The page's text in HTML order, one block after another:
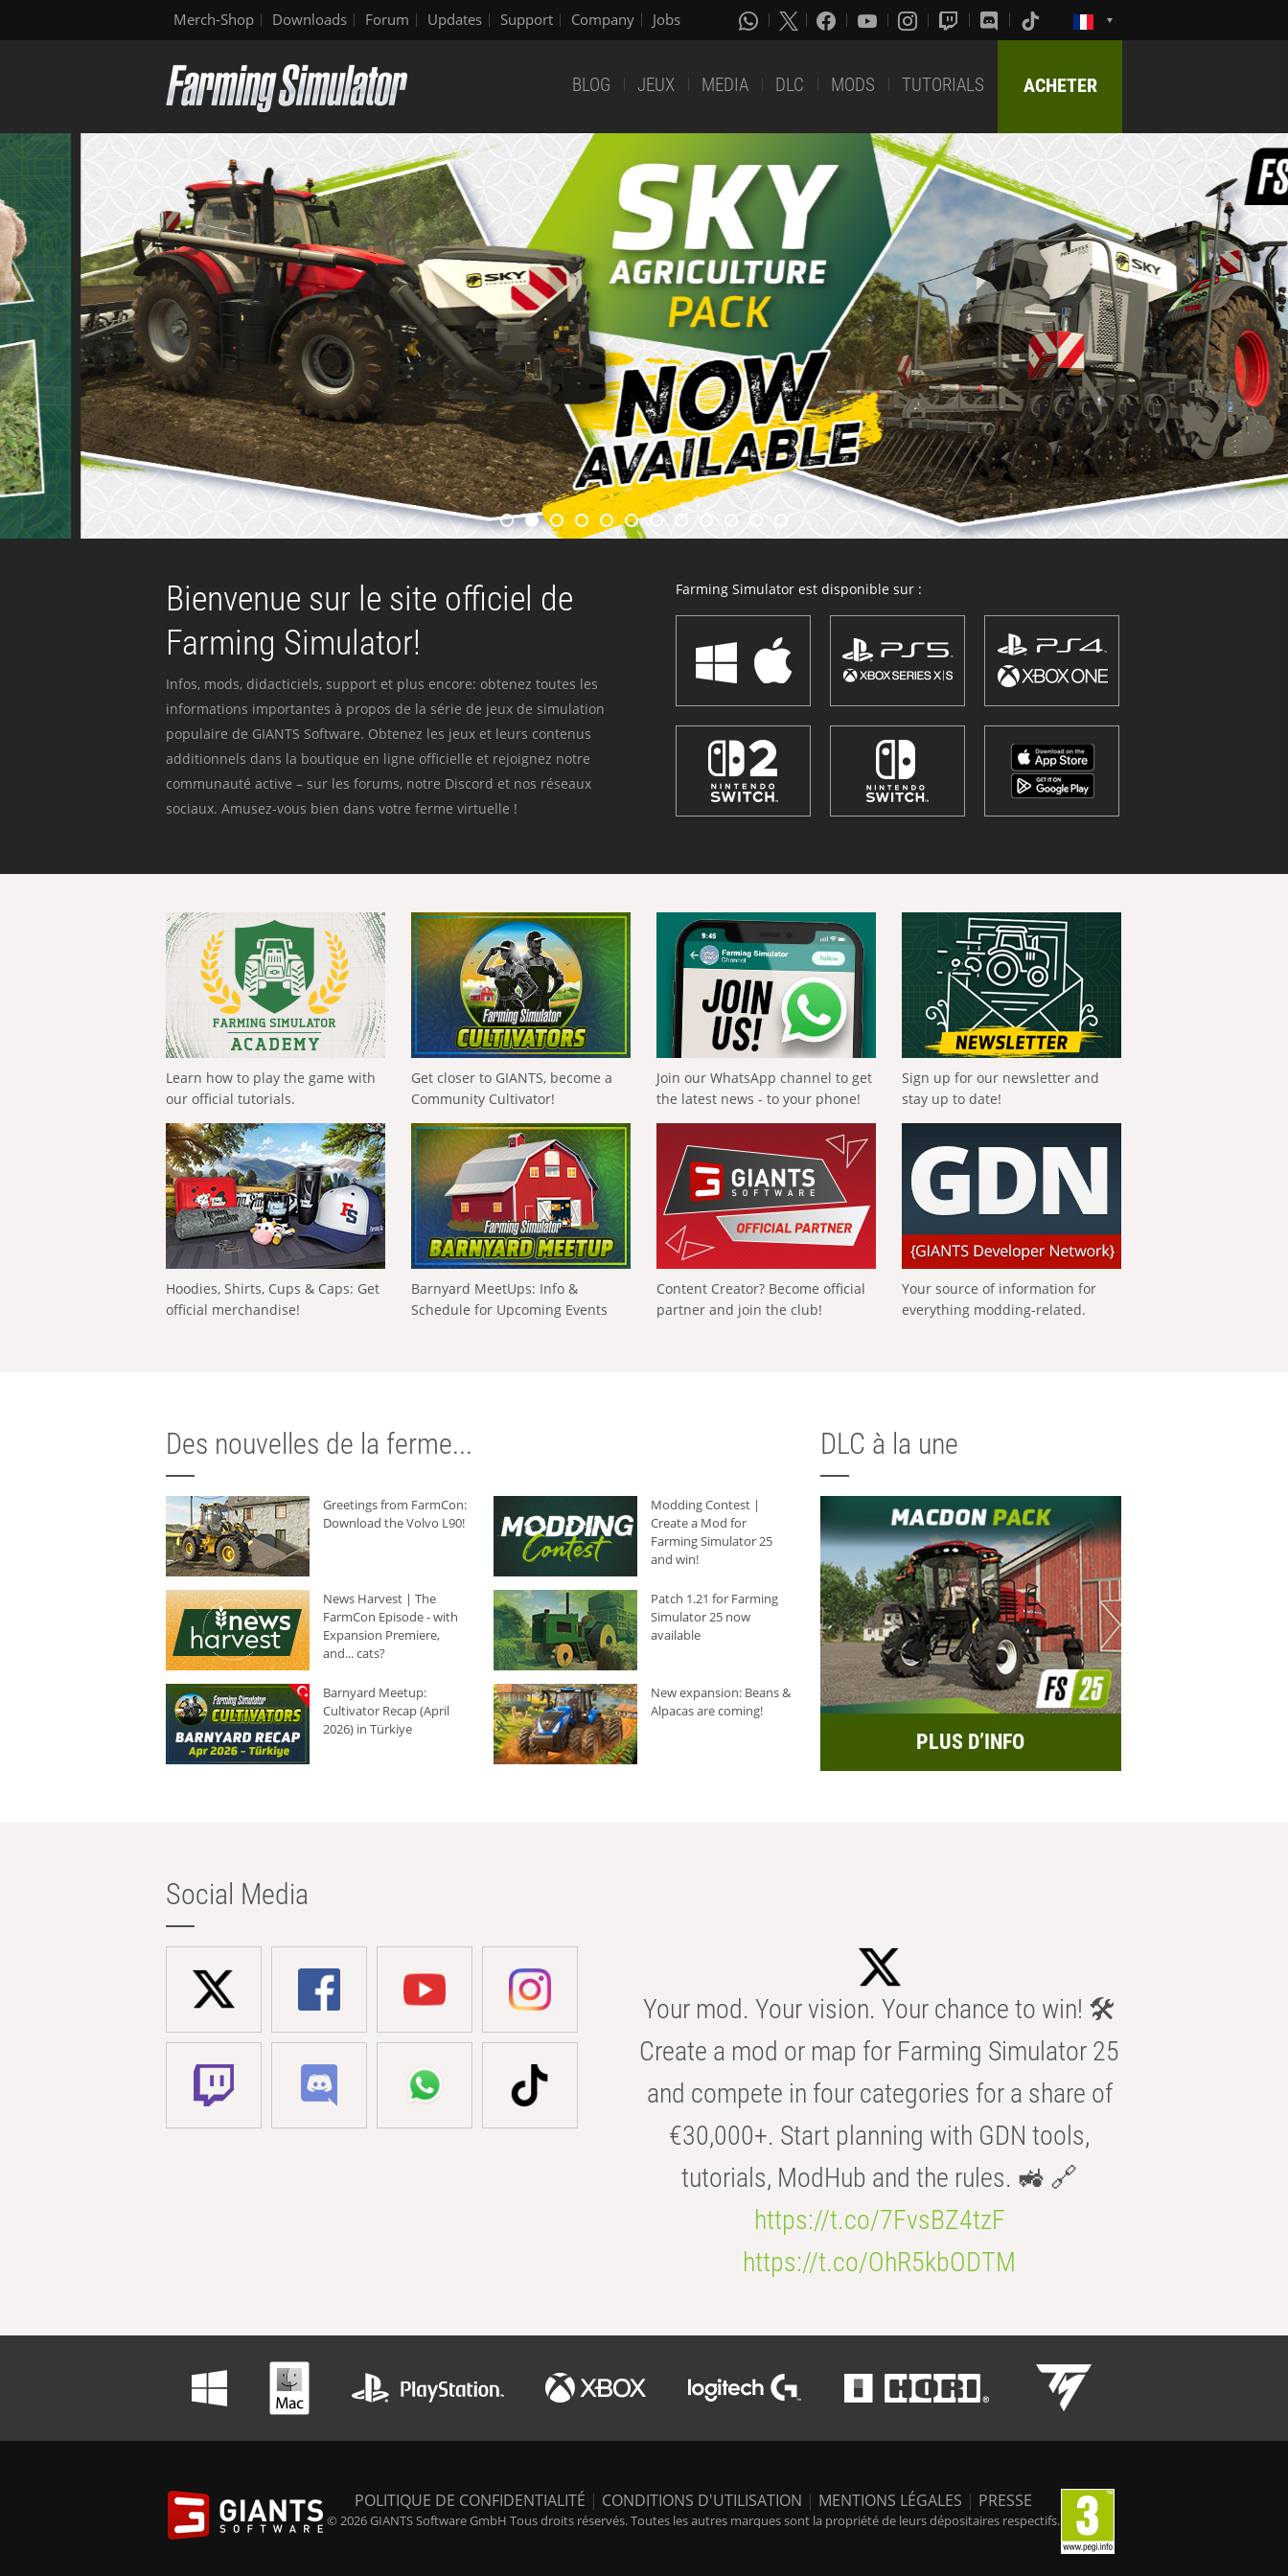
Merch-Shop Downloads Forum Updates Support Company Jobs
BLOG JEUX MEDIA DLC MODS TUTORIALS ACHETER
Bienvenue sur le site officiel de
Farming Simulator!
Infos, mods, didacticiels, support et plus encore: obtenez toutes les
informations importantes à propos de la série de jeux de simulation
populaire de GIANTS Software. Obtenez les jeux et leurs contenus
additionnels dans la boutique en ligne officielle et rejoignez notre
communauté active – sur les forums, notre Discord et nos réseaux
sociaux. Amusez-vous bien dans votre ferme virtuelle !
Farming Simulator est disponible sur :
Learn how to play the game with
our official tutorials.
Get closer to GIANTS, become a
Community Cultivator!
Join our WhatsApp channel to get
the latest news - to your phone!
Sign up for our newsletter and
stay up to date!
Hoodies, Shirts, Cups & Caps: Get
official merchandise!
Barnyard MeetUps: Info &
Schedule for Upcoming Events
Content Creator? Become official
partner and join the club!
Your source of information for
everything modding-related.
Des nouvelles de la ferme...
Greetings from FarmCon:
Download the Volvo L90!
Modding Contest |
Create a Mod for
Farming Simulator 25
and win!
News Harvest | The
FarmCon Episode - with
Expansion Premiere,
and... cats?
Patch 1.21 for Farming
Simulator 25 now
available
Barnyard Meetup:
Cultivator Recap (April
2026) in Türkiye
New expansion: Beans &
Alpacas are coming!
DLC à la une
PLUS D’INFO
Social Media
Your mod. Your vision. Your chance to win! 🛠️
Create a mod or map for Farming Simulator 25
and compete in four categories for a share of
€30,000+. Start planning with GDN tools,
tutorials, ModHub and the rules. 🚜 🔗
https://t.co/7FvsBZ4tzF
https://t.co/OhR5kbODTM
POLITIQUE DE CONFIDENTIALITÉ | CONDITIONS D'UTILISATION | MENTIONS LÉGALES | PRESSE
© 2026 GIANTS Software GmbH Tous droits réservés. Toutes les autres marques sont la propriété de leurs dépositaires respectifs.